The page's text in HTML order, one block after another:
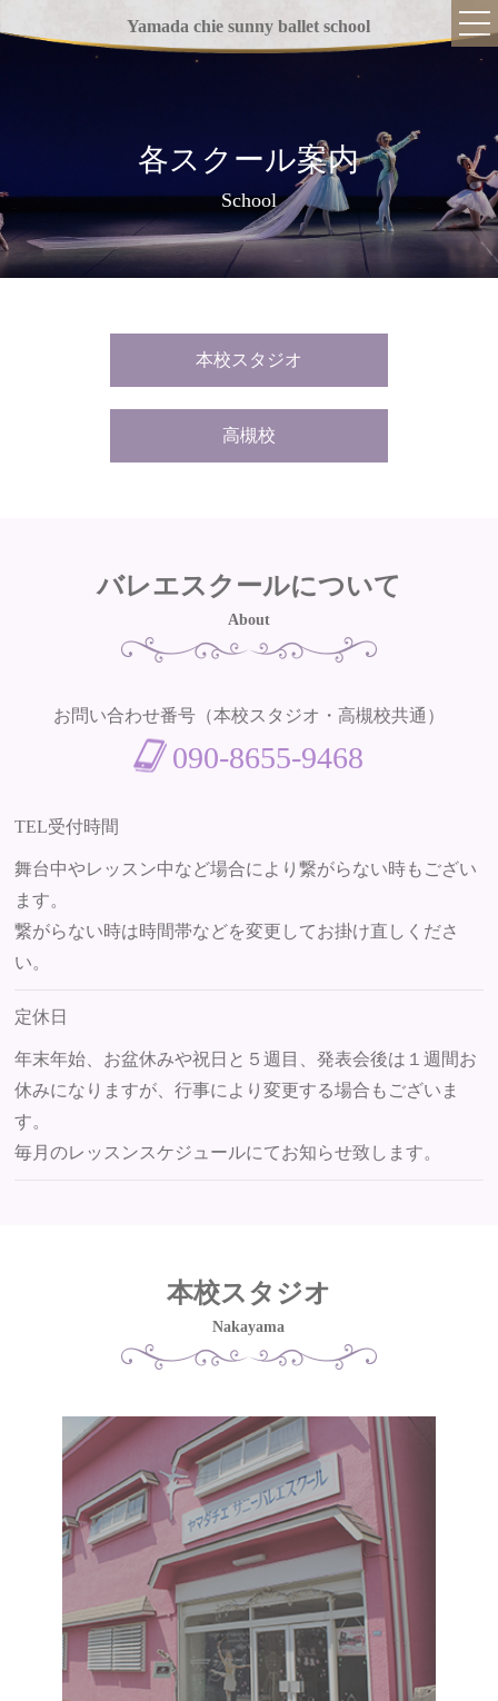
Yamada chie sunny ballet school
各スクール案内
School
TOP
当スクールについて
指導方針
バレエの魅力
ボイス
各スクール案内
NEWS
BLOG
本校スタジオ
高槻校
バレエスクールについて
About
お問い合わせ番号（本校スタジオ・高槻校共通）
090-8655-9468
TEL受付時間
舞台中やレッスン中など場合により繋がらない時もござい
ます。
繋がらない時は時間帯などを変更してお掛け直しくださ
い。
定休日
年末年始、お盆休みや祝日と５週目、発表会後は１週間お
休みになりますが、行事により変更する場合もございま
す。
毎月のレッスンスケジュールにてお知らせ致します。
本校スタジオ
Nakayama